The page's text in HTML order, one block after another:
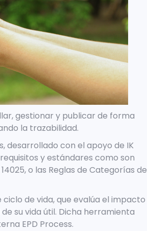
gestionar y publicar de forma
la trazabilidad.
desarrollado con el apoyo de IK
y estándares como son
o las Reglas de Categorías de
de vida, que evalúa el impacto
su vida útil. Dicha herramienta
EPD Process.